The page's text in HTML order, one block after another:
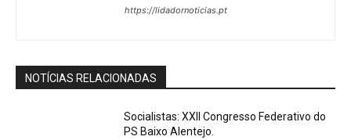
https://lidadornoticias.pt
NOTÍCIAS RELACIONADAS
Socialistas: XXII Congresso Federativo do
PS Baixo Alentejo.